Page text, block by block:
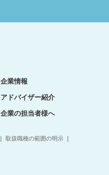
企業情報
アドバイザー紹介
企業の担当者様へ
｜ 取扱職種の範囲の明示 ｜